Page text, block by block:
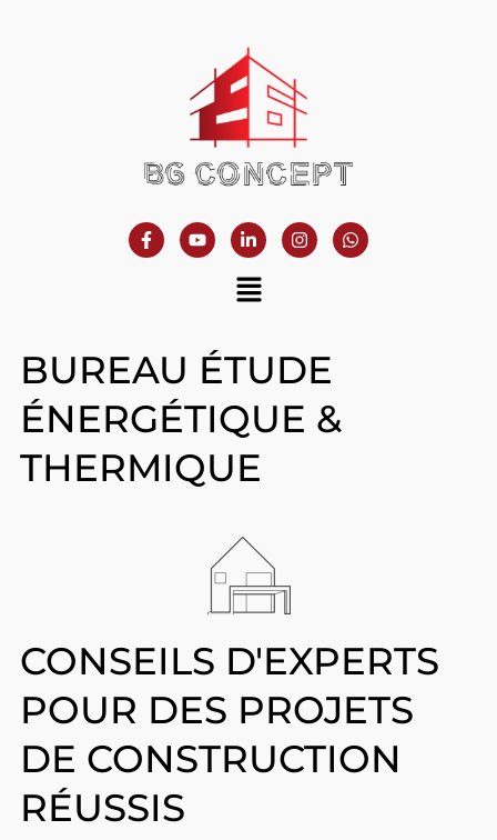
BUREAU ÉTUDE
ÉNERGÉTIQUE &
THERMIQUE
CONSEILS D'EXPERTS
POUR DES PROJETS
DE CONSTRUCTION
RÉUSSIS